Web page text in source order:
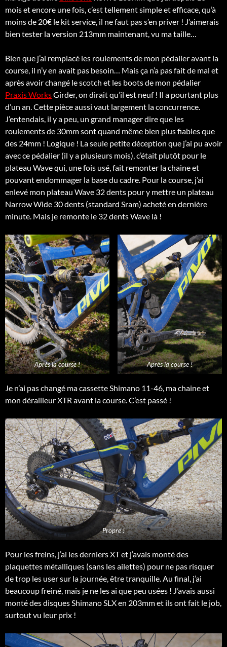
mois et encore une fois, c’est tellement simple et efficace, qu’à
moins de 20€ le kit service, il ne faut pas s’en priver ! J’aimerais
bien tester la version 213mm maintenant, vu ma taille…
Bien que j’ai remplacé les roulements de mon pédalier avant la
course, il n’y en avait pas besoin… Mais ça n’a pas fait de mal et
après avoir changé le scotch et les boots de mon pédalier
Praxis WorksGirder, on dirait qu’il est neuf ! Il a pourtant plus
d’un an. Cette pièce aussi vaut largement la concurrence.
J’entendais, il y a peu, un grand manager dire que les
roulements de 30mm sont quand même bien plus fiables que
des 24mm ! Logique ! La seule petite déception que j’ai pu avoir
avec ce pédalier (il y a plusieurs mois), c’était plutôt pour le
plateau Wave qui, une fois usé, fait remonter la chaine et
pouvant endommager la base du cadre. Pour la course, j’ai
enlevé mon plateau Wave 32 dents pour y mettre un plateau
Narrow Wide 30 dents (standard Sram) acheté en dernière
minute. Mais je remonte le 32 dents Wave là !
Après la course ! Après la course !
Je n’ai pas changé ma cassette Shimano 11-46, ma chaine et
mon dérailleur XTR avant la course. C’est passé !
Propre !
Pour les freins, j’ai les derniers XT et j’avais monté des
plaquettes métalliques (sans les ailettes) pour ne pas risquer
de trop les user sur la journée, être tranquille. Au final, j’ai
beaucoup freiné, mais je ne les ai que peu usées ! J’avais aussi
monté des disques Shimano SLX en 203mm et ils ont fait le job,
surtout vu leur prix !